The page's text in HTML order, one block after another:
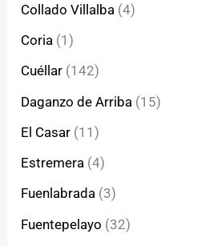
Collado Villalba (4)
Coria (1)
Cuéllar (142)
Daganzo de Arriba (15)
El Casar (11)
Estremera (4)
Fuenlabrada (3)
Fuentepelayo (32)